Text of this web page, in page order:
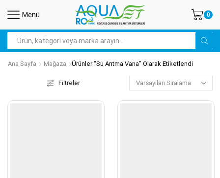
Menü 0
Arama
Ana Sayfa Mağaza Ürünler “su Arıtma Vana” Olarak Etiketlendi
Filtreler